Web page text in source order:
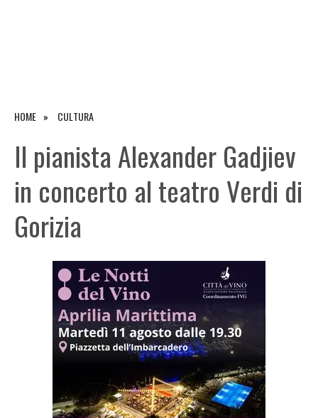
HOME CULTURA
Il pianista Alexander Gadjiev
in concerto al teatro Verdi di
Gorizia